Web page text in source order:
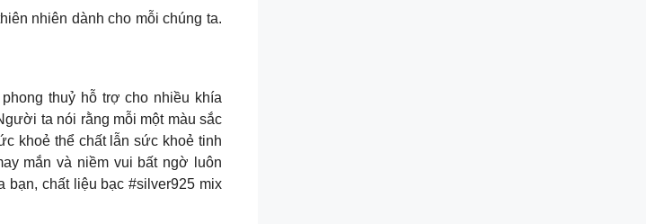
nhiên dành cho mỗi chúng ta.
thuỷ hỗ trợ cho nhiều khía
ta nói rằng mỗi một màu sắc
khoẻ thể chất lẫn sức khoẻ tinh
mắn và niềm vui bất ngờ luôn
chất liệu bạc #silver925 mix